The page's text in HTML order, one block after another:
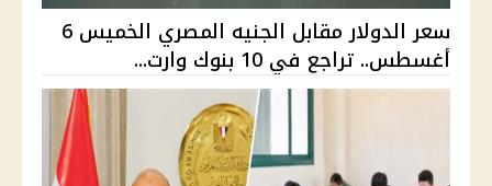
سعر الدولار مقابل الجنيه المصري الخميس 6
أغسطس.. تراجع في 10 بنوك وارت...